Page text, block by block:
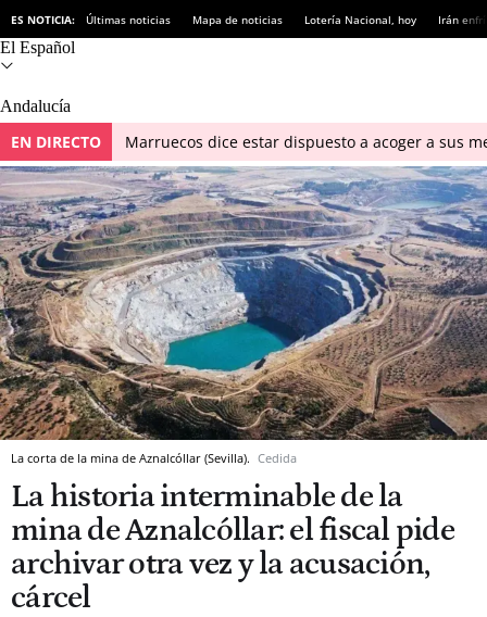
ES NOTICIA: Últimas noticias Mapa de noticias Lotería Nacional, hoy Irán
El Español
Andalucía
EN DIRECTO Marruecos dice estar dispuesto a acoger a sus
La corta de la mina de Aznalcóllar (Sevilla). Cedida
La historia interminable de la
mina de Aznalcóllar: el fiscal pide
archivar otra vez y la acusación,
cárcel